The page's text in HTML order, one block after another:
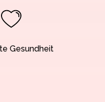
Gesundheit